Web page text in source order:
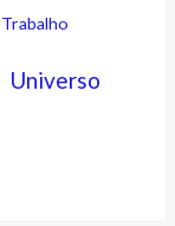
Trabalho
Universo